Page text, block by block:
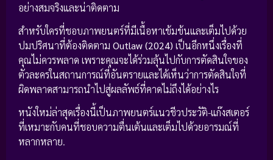
อย่างสมจริงและน่าติดตาม
สำหรับใครที่ชอบภาพยนตร์ที่มีเนื้อหาเข้มข้นและเต็มไปด้วย
ปมปริศนาที่ต้องติดตาม Outlaw (2024) เป็นอีกหนึ่งเรื่องที่
คุณไม่ควรพลาด เพราะคุณจะได้ร่วมลุ้นไปกับการตัดสินใจของ
ตัวละครในสถานการณ์ที่อันตรายและได้เห็นว่าการตัดสินใจที่
ผิดพลาดสามารถนำไปสู่ผลลัพธ์ที่คาดไม่ถึงได้อย่างไร
หนังใหม่ล่าสุดเรื่องนี้เป็นภาพยนตร์แนวชีวประวัติ-แก๊งสเตอร์
ที่เหมาะกับคนที่ชอบความตื่นเต้นและเต็มไปด้วยอารมณ์ที่
หลากหลาย.